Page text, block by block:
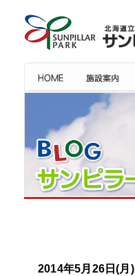
2014年5月26日(月)